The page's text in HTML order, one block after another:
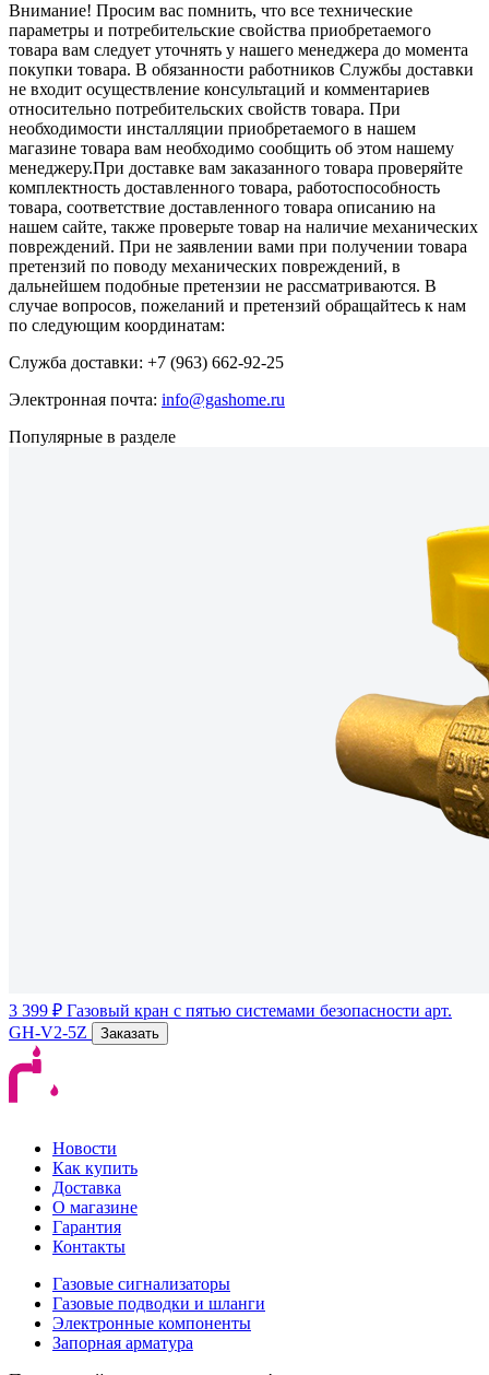
Внимание! Просим вас помнить, что все технические
параметры и потребительские свойства приобретаемого
товара вам следует уточнять у нашего менеджера до момента
покупки товара. В обязанности работников Службы доставки
не входит осуществление консультаций и комментариев
относительно потребительских свойств товара. При
необходимости инсталляции приобретаемого в нашем
магазине товара вам необходимо сообщить об этом нашему
менеджеру.При доставке вам заказанного товара проверяйте
комплектность доставленного товара, работоспособность
товара, соответствие доставленного товара описанию на
нашем сайте, также проверьте товар на наличие механических
повреждений. При не заявлении вами при получении товара
претензий по поводу механических повреждений, в
дальнейшем подобные претензии не рассматриваются. В
случае вопросов, пожеланий и претензий обращайтесь к нам
по следующим координатам:
Служба доставки: +7 (963) 662-92-25
Электронная почта: info@gashome.ru
Популярные в разделе
3 399 ₽ Газовый кран с пятью системами безопасности арт.
GH-V2-5Z
Заказать
Новости
Как купить
Доставка
О магазине
Гарантия
Контакты
Газовые сигнализаторы
Газовые подводки и шланги
Электронные компоненты
Запорная арматура